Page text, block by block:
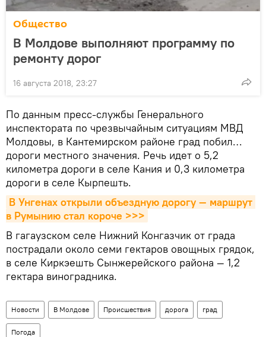
Общество
В Молдове выполняют программу по
ремонту дорог
16 августа 2018, 23:27
По данным пресс-службы Генерального
инспектората по чрезвычайным ситуациям МВД
Молдовы, в Кантемирском районе град побил…
дороги местного значения. Речь идет о 5,2
километра дороги в селе Кания и 0,3 километра
дороги в селе Кырпешть.
В Унгенах открыли объездную дорогу — маршрут
в Румынию стал короче >>>
В гагаузском селе Нижний Конгазчик от града
пострадали около семи гектаров овощных грядок,
в селе Киркэешть Сынжерейского района — 1,2
гектара виноградника.
Новости В Молдове Происшествия дорога град
Погода